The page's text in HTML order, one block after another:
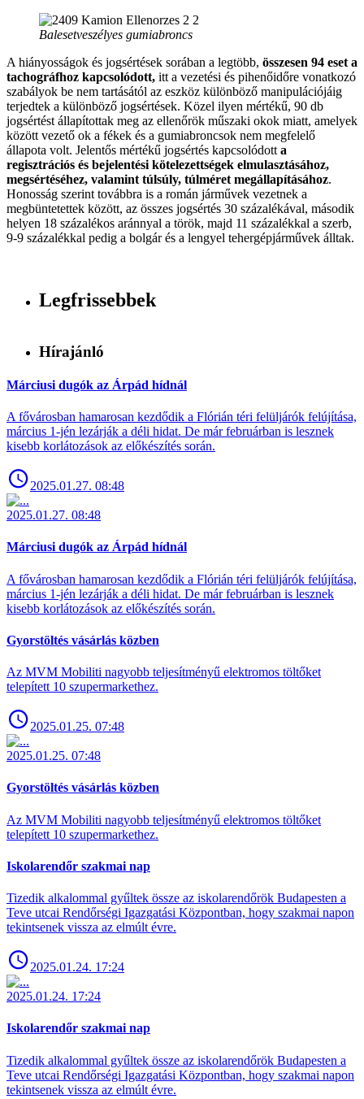
Balesetveszélyes gumiabroncs
A hiányosságok és jogsértések sorában a legtöbb, összesen 94 eset a
tachográfhoz kapcsolódott, itt a vezetési és pihenőidőre vonatkozó
szabályok be nem tartásától az eszköz különböző manipulációjáig
terjedtek a különböző jogsértések. Közel ilyen mértékű, 90 db
jogsértést állapítottak meg az ellenőrök műszaki okok miatt, amelyek
között vezető ok a fékek és a gumiabroncsok nem megfelelő
állapota volt. Jelentős mértékű jogsértés kapcsolódott a
regisztrációs és bejelentési kötelezettségek elmulasztásához,
megsértéséhez, valamint túlsúly, túlméret megállapításához.
Honosság szerint továbbra is a román járművek vezetnek a
megbüntetettek között, az összes jogsértés 30 százalékával, második
helyen 18 százalékos aránnyal a török, majd 11 százalékkal a szerb,
9-9 százalékkal pedig a bolgár és a lengyel tehergépjárművek álltak.
Legfrissebbek
Hírajánló
Márciusi dugók az Árpád hídnál
A fővárosban hamarosan kezdődik a Flórián téri felüljárók felújítása,
március 1-jén lezárják a déli hidat. De már februárban is lesznek
kisebb korlátozások az előkészítés során.
2025.01.27. 08:48
2025.01.27. 08:48
Márciusi dugók az Árpád hídnál
A fővárosban hamarosan kezdődik a Flórián téri felüljárók felújítása,
március 1-jén lezárják a déli hidat. De már februárban is lesznek
kisebb korlátozások az előkészítés során.
Gyorstöltés vásárlás közben
Az MVM Mobiliti nagyobb teljesítményű elektromos töltőket
telepített 10 szupermarkethez.
2025.01.25. 07:48
2025.01.25. 07:48
Gyorstöltés vásárlás közben
Az MVM Mobiliti nagyobb teljesítményű elektromos töltőket
telepített 10 szupermarkethez.
Iskolarendőr szakmai nap
Tizedik alkalommal gyűltek össze az iskolarendőrök Budapesten a
Teve utcai Rendőrségi Igazgatási Központban, hogy szakmai napon
tekintsenek vissza az elmúlt évre.
2025.01.24. 17:24
2025.01.24. 17:24
Iskolarendőr szakmai nap
Tizedik alkalommal gyűltek össze az iskolarendőrök Budapesten a
Teve utcai Rendőrségi Igazgatási Központban, hogy szakmai napon
tekintsenek vissza az elmúlt évre.